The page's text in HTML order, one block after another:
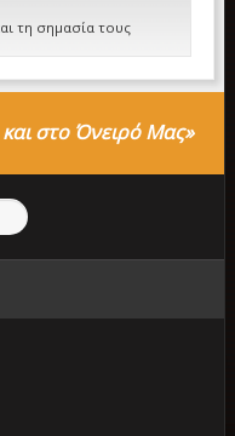
τη σημασία τους
στο Όνειρό Μας»